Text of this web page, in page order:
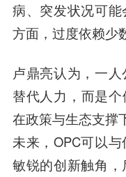
病、突发状况可
方面，过度依赖少
卢鼎亮认为，一
替代人力，而是个
在政策与生态支撑
未来，OPC可以
敏锐的创新触角